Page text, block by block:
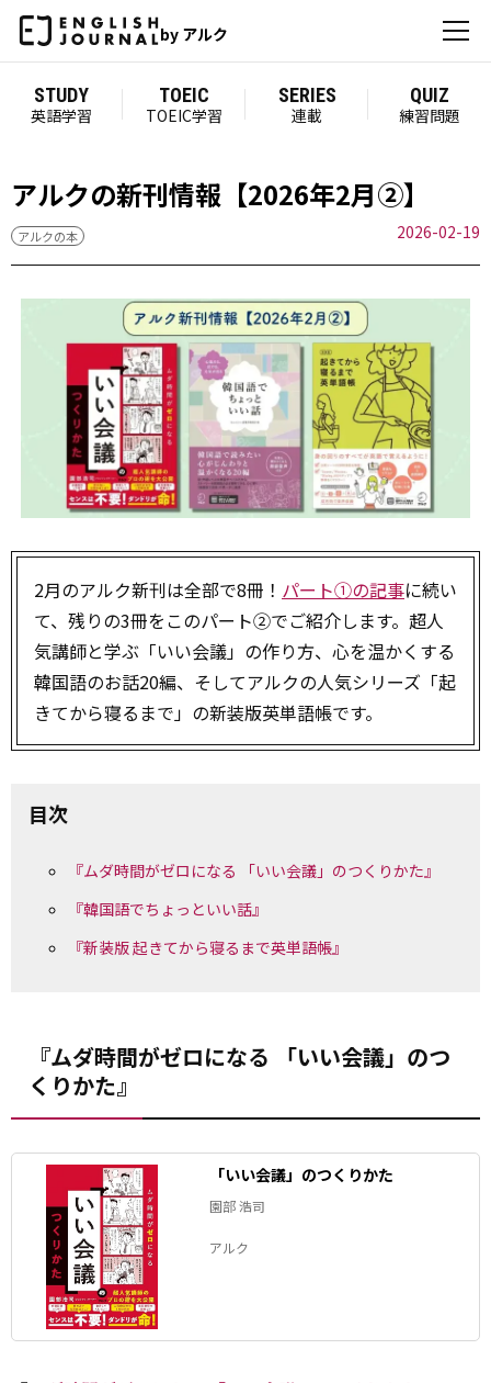
by アルク
STUDY
英語学習
TOEIC
TOEIC学習
SERIES
連載
QUIZ
練習問題
アルクの新刊情報【2026年2月②】
アルクの本 2026-02-19
2月のアルク新刊は全部で8冊！ パート①の記事に続い
て、残りの3冊をこのパート②でご紹介します。超人
気講師と学ぶ「いい会議」の作り方、心を温かくする
韓国語のお話20編、そしてアルクの人気シリーズ「起
きてから寝るまで」の新装版英単語帳です。
目次
『ムダ時間がゼロになる 「いい会議」のつくりかた』
『韓国語でちょっといい話』
『新装版 起きてから寝るまで英単語帳』
『ムダ時間がゼロになる 「いい会議」のつ
くりかた』
「いい会議」のつくりかた
園部 浩司
アルク